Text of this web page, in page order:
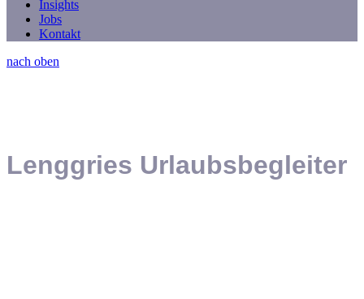
Insights
Jobs
Kontakt
nach oben
Lenggries Urlaubsbegleiter